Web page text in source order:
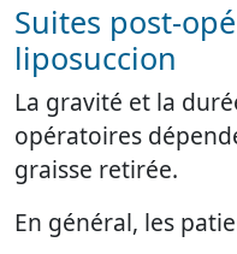
Suites post-
liposuccion
La gravité et la
opératoires
graisse retirée.
En général, les